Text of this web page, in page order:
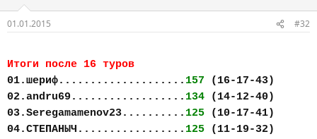
01.01.2015 #32
Итоги после 16 туров
01.шериф.................... 157 (16-17-43)
02.andru69.................. 134 (14-12-40)
03.Seregamamenov23.......... 125 (10-17-41)
04.СТЕПАНЫЧ................. 125 (11-19-32)